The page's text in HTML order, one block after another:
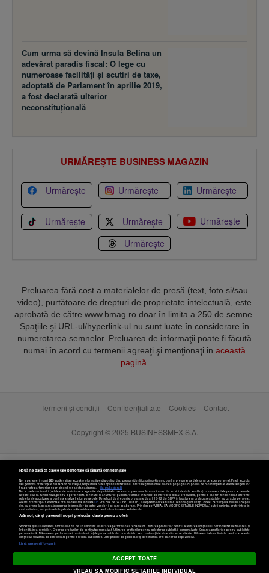
Cum urma să devină Insula Belina un
adevărat paradis fiscal: O lege cu
numeroase facilităţi şi scutiri de taxe,
adoptată de Parlament în aprilie 2019,
a fost declarată ulterior
neconstituţională
URMĂREȘTE BUSINESS MAGAZIN
Urmărește Urmărește Urmărește
Urmărește Urmărește
Urmărește
Urmărește
Preluarea fără cost a materialelor de presă (text, foto si/sau
video), purtătoare de drepturi de proprietate intelectuală, este
aprobată de către www.bmag.ro doar în limita a 250 de semne.
Spaţiile şi URL-ul/hyperlink-ul nu sunt luate în considerare în
numerotarea semnelor. Preluarea de informaţii poate fi făcută
numai în acord cu termenii agreaţi şi menţionaţi in această
pagină
Termeni și condiții Confidențialitate Cookies Contact
Copyright © 2025 BUSINESSMEX S.A.
Setări cookies
Nouă ne pasă ca datele tale personale să rămână confidențiale
Noi și partenerii noștri589stocăm și/sau accesăm informații pe dispozitivul dvs., precum identificatorii cookie unici pentru prelucrarea datelor cu caracter personal. Puteți accepta
sau gestiona preferințele dvs. făcând clic mai jos, respectiv vă puteți opune utilizării unui interes legitim în orice moment pe pagina cu politica de confidențialitate. Aceste alegeri vor
fi raportate partenerilor noștri și nu vă vor afecta navigarea.
Mai multe detalii
Noi si partenerii nostri (retelele de socializare si agentiile de publicitate partenere, precum si furnizorii nostri de servicii de date analitice) prelucram date pentru a permite
website-ului sa functioneze, pentru a personaliza continutul si anunturile publicitare afisate in functie de interesele si/sau profilul dvs., pentru a va oferi functionalitati aferente
retelelor de socializare si pentru a analiza traficul pe website. Beneficiati de drepturile prevazute de art. 15-22 din GDPR in legatura cu prelucrarea datelor cu caracter personal.
Aceste drepturi pot fi exercitate prin modalitatea indicataaici. Prin click pe “ACCEPT TOATE”, acceptati folosirea tuturor Tehnologiilor de tip Cookie, care implica inclusiv acceptul
dvs. cu privire la stocarea/accesarea informatiilor de catre Vendor-ii cu care colaboram. Prin click pe “VREAU SA MODIFIC SETARILE INDIVIDUAL” puteti schimba preferintele in
mod individual, mai putin cele legate de cookie strict necesare pentru functionarea website-ului.
Atât noi, cât și partenerii noștri prelucrăm datele pentru a oferi:
Stocarea și/sau accesarea informațiilor de pe un dispozitiv. Măsurarea performanței reclamelor. Utilizarea profilurilor pentru selectarea conținutului personalizat. Dezvoltarea și
îmbunătățirea serviciilor. Crearea profilurilor de conținut personalizat. Utilizarea profilurilor pentru selectarea publicității personalizate. Crearea profilurilor pentru publicitate
personalizată. Măsurarea performanței conținutului. Înțelegerea publicului prin statistici sau combinații de date din surse diferite. Utilizarea datelor limitate pentru a selecta
conținutul. Utilizarea de date limitate pentru a selecta publicitatea. Date precise de geolocație și identificarea prin scanarea dispozitivului.
Listă parteneri (furnizori)
ACCEPT TOATE
VREAU SA MODIFIC SETARILE INDIVIDUAL